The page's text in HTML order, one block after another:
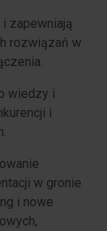
zapewniają
rozwiązań w
wiedzy i
i
w gronie
i nowe